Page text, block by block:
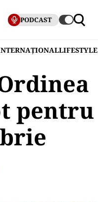
PODCAST
LIFESTYLE
pentru